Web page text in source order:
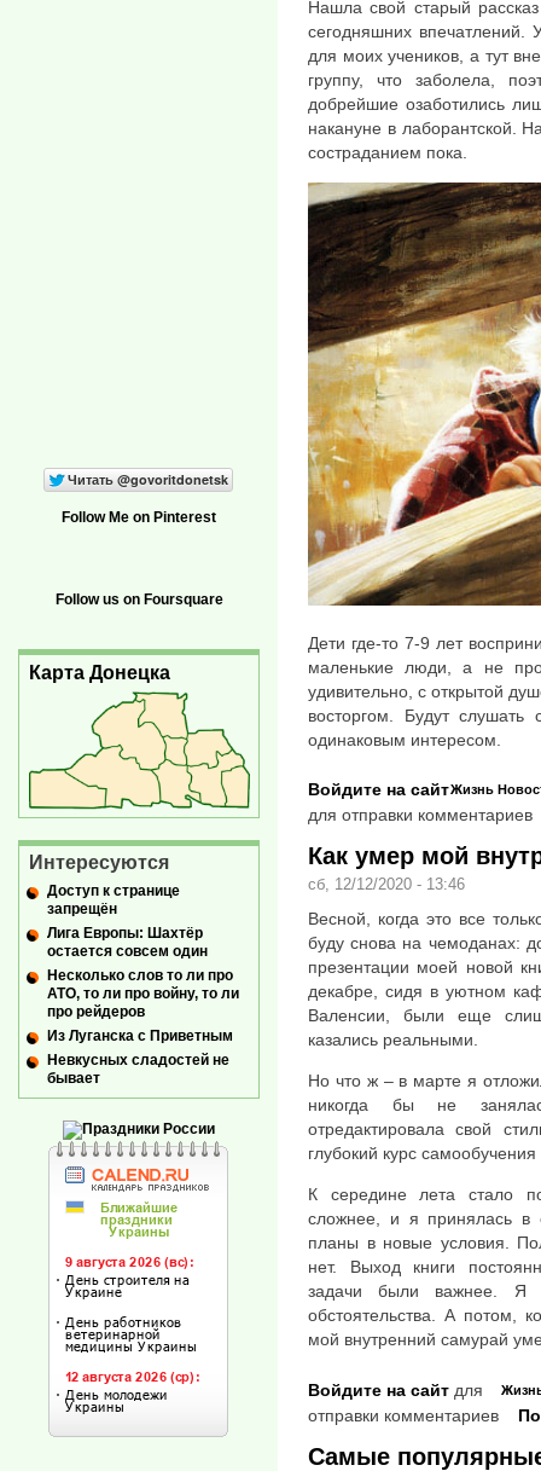
Нашла свой старый
сегодняшних впечатлений.
для моих учеников, а тут
группу, что заболела,
добрейшие озаботились
накануне в лаборантской.
состраданием пока.
Дети где-то 7-9 лет
маленькие люди, а не
удивительно, с открытой
восторгом. Будут
одинаковым интересом.
Жизнь
Войдите на сайт
для отправки комментариев
Как умер мой
сб, 12/12/2020 - 13:46
Весной, когда это все
буду снова на чемоданах:
презентации моей новой
декабре, сидя в уютном
Валенсии, были еще
казались реальными.
Но что ж – в марте я
никогда бы не
отредактировала свой
глубокий курс
К середине лета стало
сложнее, и я принялась в
планы в новые условия.
нет. Выход книги
задачи были важнее. Я
обстоятельства. А потом,
мой внутренний самурай
Войдите на сайт для
отправки комментариев
Самые
Follow Me on Pinterest
Follow us on Foursquare
Карта Донецка
Интересуются
Доступ к странице
запрещён
Лига Европы: Шахтёр
остается совсем один
Несколько слов то ли про
АТО, то ли про войну, то ли
про рейдеров
Из Луганска с Приветным
Невкусных сладостей не
бывает